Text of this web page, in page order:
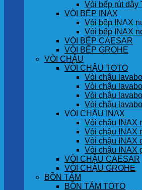
Vòi bếp rút dây
VÒI BẾP INAX
Vòi bếp INAX
Vòi bếp INAX
VÒI BẾP CAESAR
VÒI BẾP GROHE
VÒI CHẬU
VÒI CHẬU TOTO
Vòi chậu
Vòi chậu
Vòi chậu
Vòi chậu
VÒI CHẬU INAX
Vòi chậu INAX
Vòi chậu INAX
Vòi chậu INAX
Vòi chậu INAX
VÒI CHẬU CAESAR
VÒI CHẬU GROHE
BỒN TẮM
BỒN TẮM TOTO